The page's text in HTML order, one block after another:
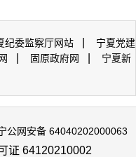
纪委监察厅网站
宁夏党建
固原政府网
宁夏新
公网安备 64040202000063
证 64120210002